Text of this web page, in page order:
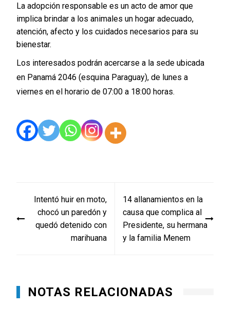
La adopción responsable es un acto de amor que
implica brindar a los animales un hogar adecuado,
atención, afecto y los cuidados necesarios para su
bienestar.
Los interesados podrán acercarse a la sede ubicada
en Panamá 2046 (esquina Paraguay), de lunes a
viernes en el horario de 07:00 a 18:00 horas.
entradas
Intentó huir en moto,
chocó un paredón y
quedó detenido con
marihuana
14 allanamientos en la
causa que complica al
Presidente, su hermana
y la familia Menem
NOTAS RELACIONADAS